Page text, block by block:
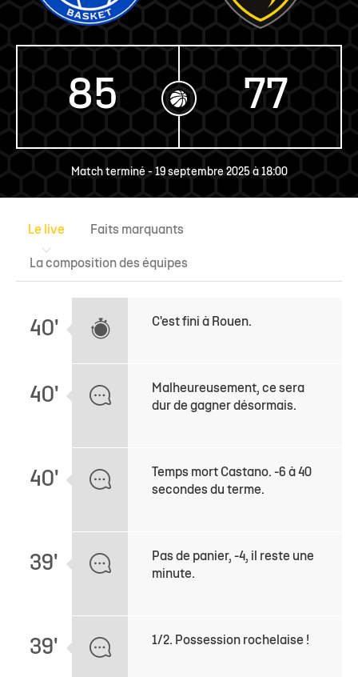
85 77
Match terminé - 19 septembre 2025 à 18:00
Le live Faits marquants
La composition des équipes
40' C'est fini à Rouen.
40'
Malheureusement, ce sera
dur de gagner désormais.
40'
Temps mort Castano. -6 à 40
secondes du terme.
39'
Pas de panier, -4, il reste une
minute.
39' 1/2. Possession rochelaise !